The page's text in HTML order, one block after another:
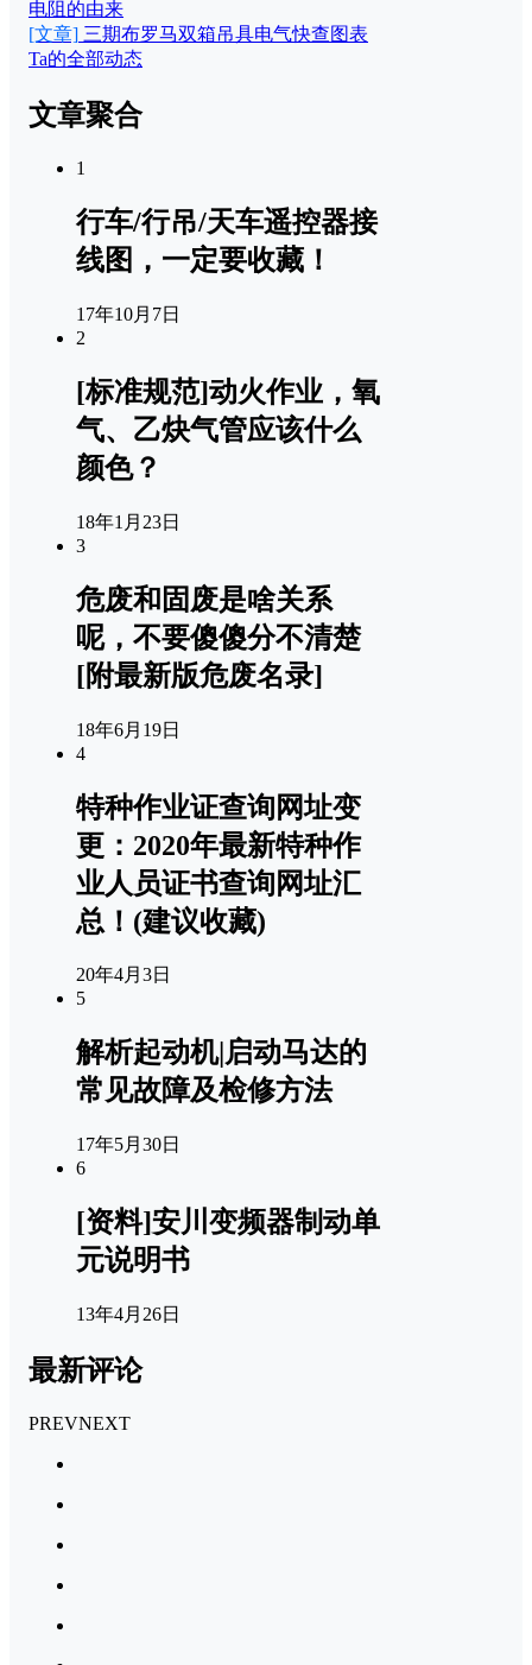
电阻的由来
[文章] 三期布罗马双箱吊具电气快查图表
Ta的全部动态
文章聚合
1
行车/行吊/天车遥控器接
线图，一定要收藏！
17年10月7日
2
[标准规范]动火作业，氧
气、乙炔气管应该什么
颜色？
18年1月23日
3
危废和固废是啥关系
呢，不要傻傻分不清楚
[附最新版危废名录]
18年6月19日
4
特种作业证查询网址变
更：2020年最新特种作
业人员证书查询网址汇
总！(建议收藏)
20年4月3日
5
解析起动机|启动马达的
常见故障及检修方法
17年5月30日
6
[资料]安川变频器制动单
元说明书
13年4月26日
最新评论
PREVNEXT